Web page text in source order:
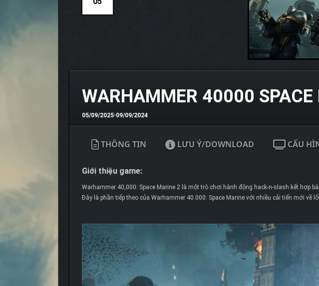
WARHAMMER 40000
05/09/2025•09/09/2024
THÔNG TIN LƯU Ý/DOWNLOAD CẤU
Giới thiệu game:
Warhammer 40,000: Space Marine 2 là một trò chơi hành động hack-n-slash kết hợp
Đây là phần tiếp theo của Warhammer 40.000: Space Marine với nhiều cải tiến mới về